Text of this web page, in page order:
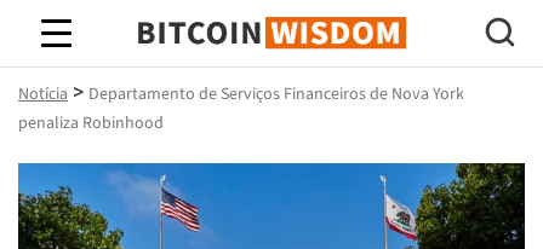
Sabedoria do Bitcoin
Notícia > Departamento de Serviços Financeiros de Nova York
penaliza Robinhood